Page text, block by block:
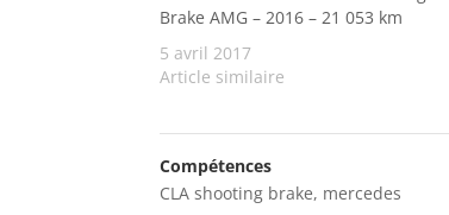
Brake AMG – 2016 – 21 053 km
5 avril 2017
Article similaire
Compétences
CLA shooting brake, mercedes